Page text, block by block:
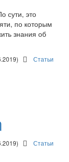
сути, это
по которым
знания об
Статьи
Статьи